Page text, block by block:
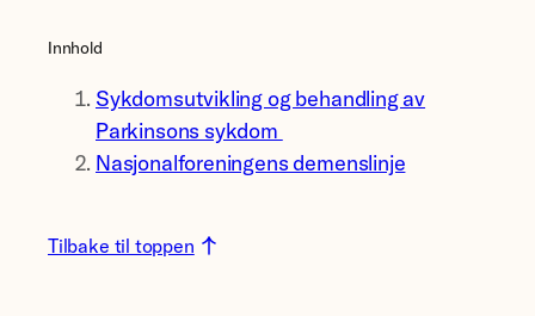
Innhold
Sykdomsutvikling og behandling av
Parkinsons sykdom
Nasjonalforeningens demenslinje
Tilbake til toppen